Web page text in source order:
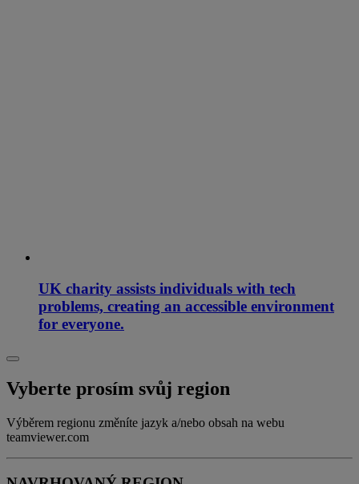
UK charity assists individuals with tech
problems, creating an accessible environment
for everyone.
Vyberte prosím svůj region
Výběrem regionu změníte jazyk a/nebo obsah na webu
teamviewer.com